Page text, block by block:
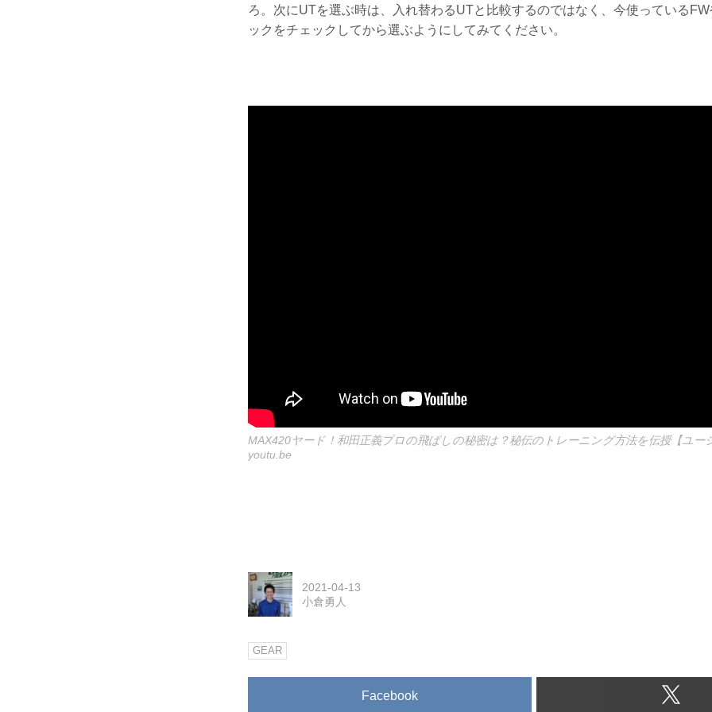
ろ。次にUTを選ぶ時は、入れ替わるUTと比較するのではなく、今使っている
ックをチェックしてから選ぶようにしてみてください。
MAX420ヤード！和田正義プロの飛ばしの秘密は？秘伝のトレーニング方法を伝授【ユー
youtu.be
2021-04-13
小倉勇人
GEAR
Facebook